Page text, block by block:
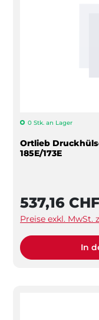
0 Stk. an Lager
Ortlieb
185E/173E
537,16 CHF
Preise exkl. MwSt.
In